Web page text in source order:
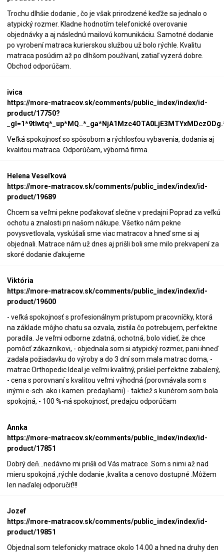
Trochu dlhšie dodanie , čo je však prirodzené keďže sa jednalo o
atypický rozmer. Kladne hodnotím telefonické overovanie
objednávky a aj následnú mailovú komunikáciu. Samotné dodanie
po vyrobení matraca kurierskou službou už bolo rýchle. Kvalitu
matraca posúdim až po dlhšom používaní, zatiaľ vyzerá dobre.
Obchod odporúčam.
ivica
https://more-matracov.sk/comments/public_index/index/id-
product/17750?
Veľká spokojnosť so spôsobom a rýchlosťou vybavenia, dodania aj
kvalitou matraca. Odporúčam, výborná firma.
Helena Veseľková
https://more-matracov.sk/comments/public_index/index/id-
product/19689
Chcem sa veľmi pekne poďakovať slečne v predajni Poprad za veľkú
ochotu a znalosti pri našom nákupe. Všetko nám pekne
povysvetlovala, vyskúšali sme viac matracov a hneď sme si aj
objednali. Matrace nám už dnes aj prišli boli sme milo prekvapení za
skoré dodanie ďakujeme
Viktória
https://more-matracov.sk/comments/public_index/index/id-
product/19600
- veľká spokojnosť s profesionálnym prístupom pracovníčky, ktorá
na základe môjho chatu sa ozvala, zistila čo potrebujem, perfektne
poradila. Je veľmi odborne zdatná, ochotná, bolo vidieť, že chce
pomôcť zákazníkovi, - objednala som si atypický rozmer, pani ihneď
zadala požiadavku do výroby a do 3 dní som mala matrac doma, -
matrac Orthopedic Ideal je veľmi kvalitný, prišiel perfektne zabalený,
- cena s porovnaní s kvalitou veľmi výhodná (porovnávala som s
inými e-sch. ako i kamen. predajňami) - taktiež s kuriérom som bola
spokojná, - 100 %-ná spokojnosť, predajcu odporúčam
Annka
https://more-matracov.sk/comments/public_index/index/id-
product/17851
Dobrý deň...nedávno mi prišli od Vás matrace .Som s nimi až nad
mieru spokojná ,rýchle dodanie ,kvalita a cenovo dostupné .Môžem
len naďalej odporučiť!!!
Jozef
https://more-matracov.sk/comments/public_index/index/id-
product/19851
Objednal som telefonicky matrace okolo 14.00 a hned na druhy den